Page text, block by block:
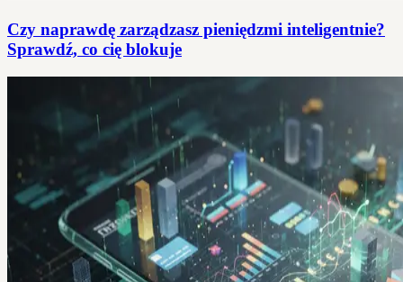
Czy naprawdę zarządzasz pieniędzmi inteligentnie?
Sprawdź, co cię blokuje